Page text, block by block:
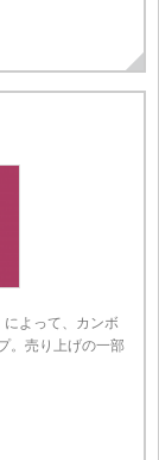
よって、カンボ
。売り上げの一部